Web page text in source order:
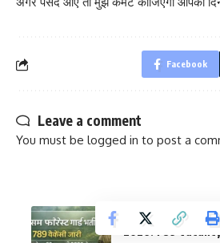
Facebook
Leave a comment
You must be logged in to post a
Assam Forest
2026: 789